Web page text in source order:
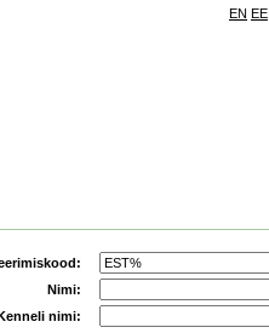
EN EE
Nimi:
nimi: